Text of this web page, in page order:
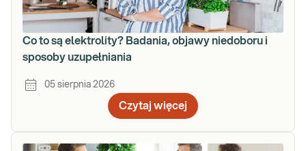
Co to są elektrolity? Badania, objawy niedoboru i
sposoby uzupełniania
05 sierpnia 2026
Czytaj więcej